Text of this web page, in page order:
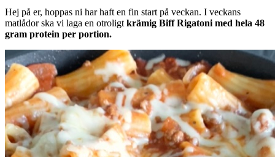
Hej på er, hoppas ni har haft en fin start på veckan. I veckans
matlådor ska vi laga en otroligtkrämig Biff Rigatoni med hela 48
gram protein per portion.